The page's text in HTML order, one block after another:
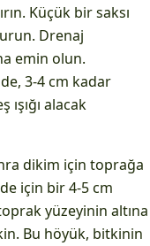
Küçük bir saksı
Drenaj
emin olun.
3-4 cm kadar
alacak
dikim için toprağa
için bir 4-5 cm
yüzeyinin altına
Bu höyük, bitkinin